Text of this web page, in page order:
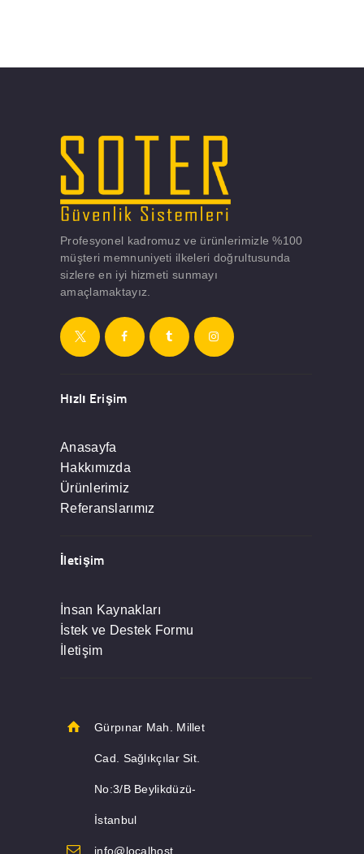
Profesyonel kadromuz ve ürünlerimizle %100
müşteri memnuniyeti ilkeleri doğrultusunda
sizlere en iyi hizmeti sunmayı
amaçlamaktayız.
Hızlı Erişim
Anasayfa
Hakkımızda
Ürünlerimiz
Referanslarımız
İletişim
İnsan Kaynakları
İstek ve Destek Formu
İletişim
Gürpınar Mah. Millet
Cad. Sağlıkçılar Sit.
No:3/B Beylikdüzü-
İstanbul
info@localhost